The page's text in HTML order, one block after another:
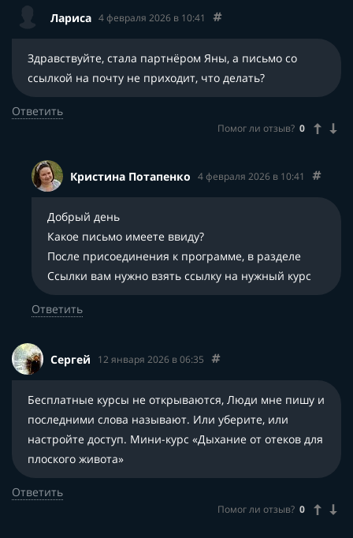
Лариса 4 февраля 2026 в 10:41
Здравствуйте, стала партнёром Яны, а письмо со
ссылкой на почту не приходит, что делать?
Ответить
Помог ли отзыв? 0
Кристина Потапенко 4 февраля 2026 в 10:41
Добрый день
Какое письмо имеете ввиду?
После присоединения к программе, в разделе
Ссылки вам нужно взять ссылку на нужный курс
Ответить
Сергей 12 января 2026 в 06:35
Бесплатные курсы не открываются, Люди мне пишу и
последними слова называют. Или уберите, или
настройте доступ. Мини-курс «Дыхание от отеков для
плоского живота»
Ответить
Помог ли отзыв? 0